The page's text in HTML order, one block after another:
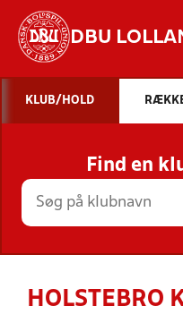
DBU
STILLINGER,
KLUB/HOLD
Find en
HOLSTEBRO